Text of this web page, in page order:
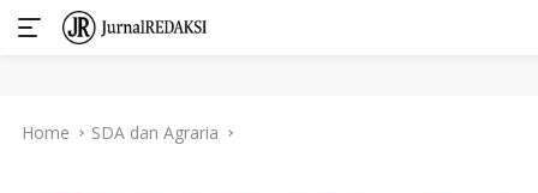
Home SDA dan Agraria